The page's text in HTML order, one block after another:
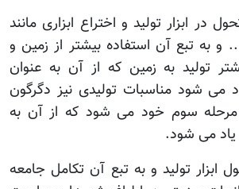
در ابزار تولید و اختراع ابزاری مانند
به تبع آن استفاده بیشتر از زمین و
تولید به زمین که از آن به عنوان
می شود مناسبات تولیدی نیز دگرگون
مرحله سوم خود می شود که از آن به
یاد می شود.
ابزار تولید و به تبع آن تکامل جامعه